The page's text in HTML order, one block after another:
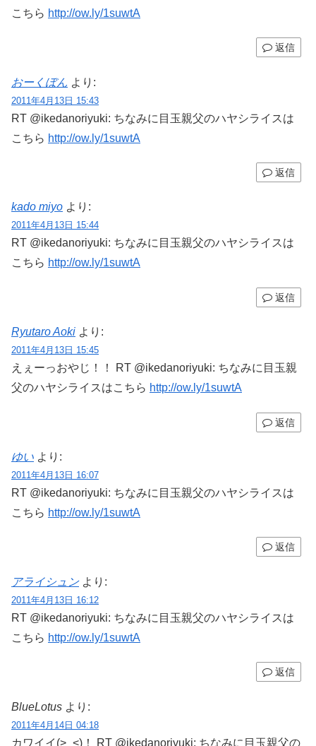
こちら http://ow.ly/1suwtA
返信
おーくぼん より:
2011年4月13日 15:43
RT @ikedanoriyuki: ちなみに目玉親父のハヤシライスは
こちら http://ow.ly/1suwtA
返信
kado miyo より:
2011年4月13日 15:44
RT @ikedanoriyuki: ちなみに目玉親父のハヤシライスは
こちら http://ow.ly/1suwtA
返信
Ryutaro Aoki より:
2011年4月13日 15:45
えぇーっおやじ！！ RT @ikedanoriyuki: ちなみに目玉親
父のハヤシライスはこちら http://ow.ly/1suwtA
返信
ゆい より:
2011年4月13日 16:07
RT @ikedanoriyuki: ちなみに目玉親父のハヤシライスは
こちら http://ow.ly/1suwtA
返信
アライシュン より:
2011年4月13日 16:12
RT @ikedanoriyuki: ちなみに目玉親父のハヤシライスは
こちら http://ow.ly/1suwtA
返信
BlueLotus より:
2011年4月14日 04:18
カワイイ(>_<)！ RT @ikedanoriyuki: ちなみに目玉親父の